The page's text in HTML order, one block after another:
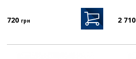
720 грн 2 710